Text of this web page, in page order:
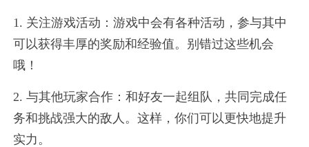
1. 关注游戏活动：游戏中会有各种活动，参与其中
可以获得丰厚的奖励和经验值。别错过这些机会
哦！
2. 与其他玩家合作：和好友一起组队，共同完成任
务和挑战强大的敌人。这样，你们可以更快地提升
实力。